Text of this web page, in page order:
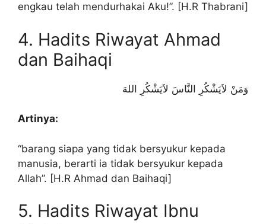
engkau telah mendurhakai Aku!”. [H.R Thabrani]
4. Hadits Riwayat Ahmad
dan Baihaqi
وَمَنْ لاَيَشْكُرِ النَّاسَ لاَيَشْكُرِ اللهَ
Artinya:
“barang siapa yang tidak bersyukur kepada
manusia, berarti ia tidak bersyukur kepada
Allah”. [H.R Ahmad dan Baihaqi]
5. Hadits Riwayat Ibnu